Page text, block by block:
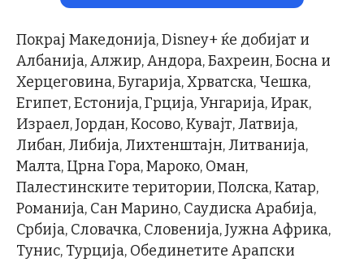
Покрај Македонија, Disney+ ќе добијат и
Албанија, Алжир, Андора, Бахреин, Босна и
Херцеговина, Бугарија, Хрватска, Чешка,
Египет, Естонија, Грција, Унгарија, Ирак,
Израел, Јордан, Косово, Кувајт, Латвија,
Либан, Либија, Лихтенштајн, Литванија,
Малта, Црна Гора, Мароко, Оман,
Палестинските територии, Полска, Катар,
Романија, Сан Марино, Саудиска Арабија,
Србија, Словачка, Словенија, Јужна Африка,
Тунис, Турција, Обединетите Арапски